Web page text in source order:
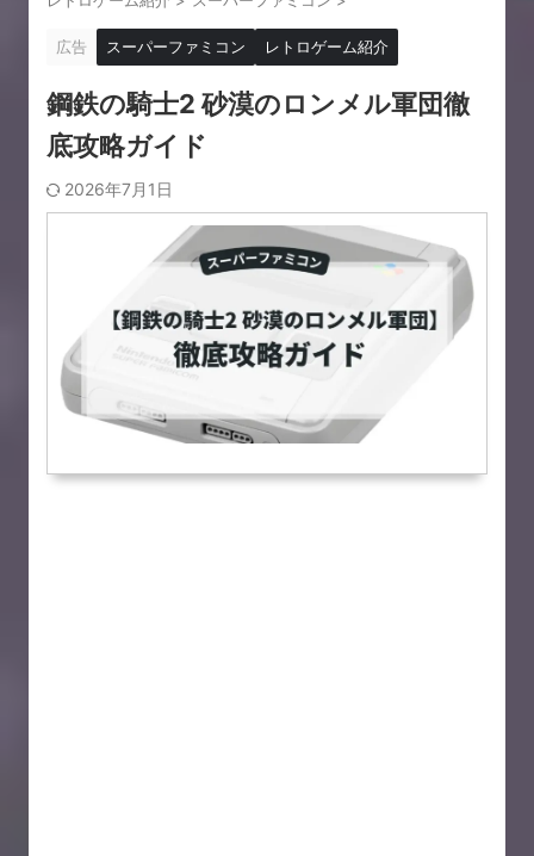
広告 スーパーファミコン レトロゲーム紹介
鋼鉄の騎士2 砂漠のロンメル軍団徹
底攻略ガイド
2026年7月1日